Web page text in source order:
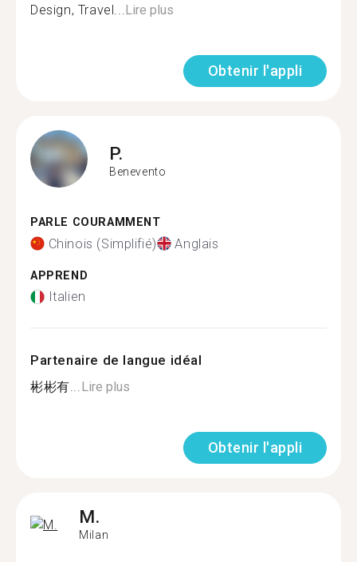
Design, Travel...Lire plus
Obtenir l'appli
P.
Benevento
PARLE COURAMMENT
Chinois (Simplifié) Anglais
APPREND
Italien
Partenaire de langue idéal
彬彬有...Lire plus
Obtenir l'appli
M.
Milan